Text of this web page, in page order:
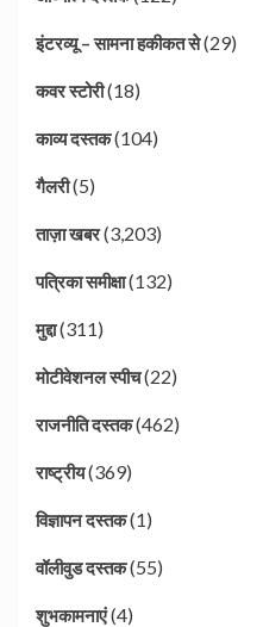
इंटरव्यू – सामना हकीकत से(29)
कवर स्टोरी(18)
काव्य दस्तक(104)
गैलरी(5)
ताज़ा खबर(3,203)
पत्रिका समीक्षा(132)
मुद्दा(311)
मोटीवेशनल स्पीच(22)
राजनीति दस्तक(462)
राष्ट्रीय(369)
विज्ञापन दस्तक(1)
वॉलीवुड दस्तक(55)
शुभकामनाएं(4)